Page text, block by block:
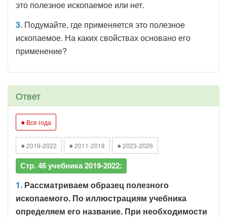
это полезное ископаемое или нет.
3. Подумайте, где применяется это полезное
ископаемое. На каких свойствах основано его
применение?
Ответ
● Все года
● 2019-2022 ● 2011-2018 ● 2023-2026
Стр. 46 учебника 2019-2022:
1. Рассматриваем образец полезного
ископаемого. По иллюстрациям учебника
определяем его название. При необходимости